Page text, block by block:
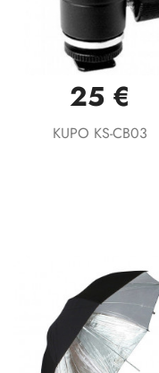
25 €
KUPO KS-CB03